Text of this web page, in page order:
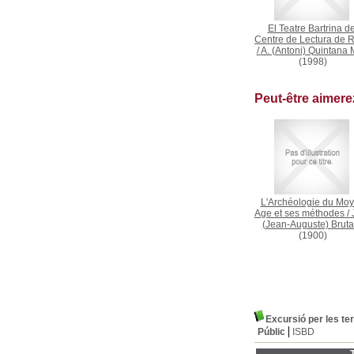
El Teatre Bartrina
Centre de Lectura de
/A. (Antoni) Quintana
(1998)
Peut-être
L'Archéologie du
Age et ses méthodes /
(Jean-Auguste)
(1900)
Excursió per les
Públic
ISBD